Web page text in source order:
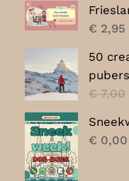
€ 2,95
50
pubers
€7,00
€ 0,00